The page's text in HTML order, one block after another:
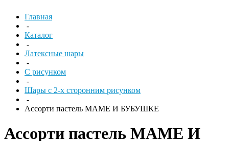
Главная
-
Каталог
-
Латексные шары
-
С рисунком
-
Шары с 2-х сторонним рисунком
-
Ассорти пастель МАМЕ И БУБУШКЕ
Ассорти пастель МАМЕ И